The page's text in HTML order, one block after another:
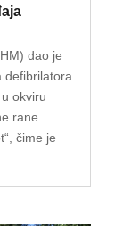
dao je
defibrilatora
okviru
rane
čime je